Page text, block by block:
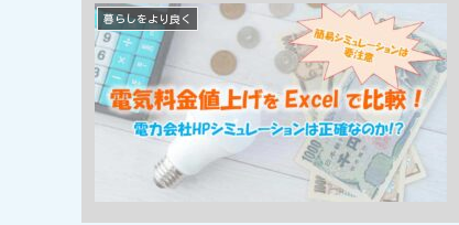
暮らしをより良く